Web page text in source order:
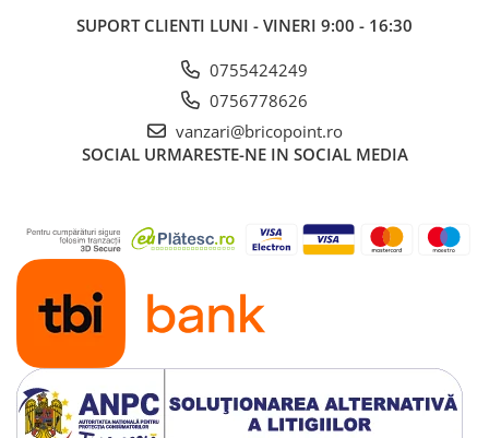
Mortare Speciale
Profile Decorative
Ancadramente Uși și Ferestre
Termosistem Decorativ
Brâuri Decorative
Scafe pentru Led
Cornișe
Plinte
Panouri Decorative 3D
Accesorii Montaj
Glafuri
SUPORT CLIENTI LUNI - VINERI 9:00 - 16:30
0755424249
0756778626
vanzari@bricopoint.ro
SOCIAL URMARESTE-NE IN SOCIAL MEDIA